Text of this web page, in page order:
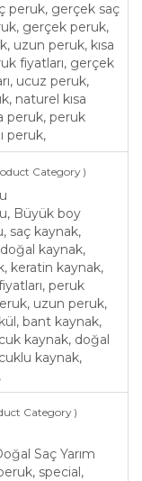
peruk, gerçek saç
gerçek peruk,
uzun peruk, kısa
fiyatları, gerçek
ucuz peruk,
naturel kısa
peruk, peruk
peruk,
Category )
Büyük boy
saç kaynak,
kaynak,
keratin kaynak,
peruk
uzun peruk,
bant kaynak,
kaynak, doğal
kaynak,
Category )
Saç Yarım
special,